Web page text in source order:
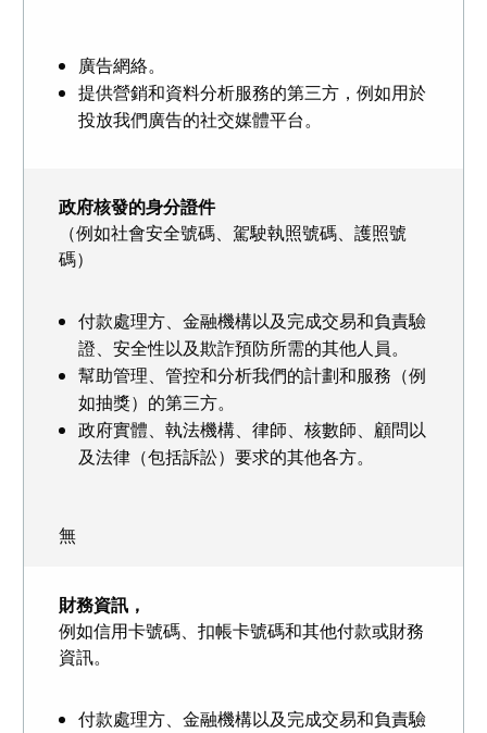
廣告網絡。
提供營銷和資料分析服務的第三方，例如用於
投放我們廣告的社交媒體平台。
政府核發的身分證件
（例如社會安全號碼、駕駛執照號碼、護照號
碼）
付款處理方、金融機構以及完成交易和負責驗
證、安全性以及欺詐預防所需的其他人員。
幫助管理、管控和分析我們的計劃和服務（例
如抽獎）的第三方。
政府實體、執法機構、律師、核數師、顧問以
及法律（包括訴訟）要求的其他各方。
無
財務資訊，
例如信用卡號碼、扣帳卡號碼和其他付款或財務
資訊。
付款處理方、金融機構以及完成交易和負責驗